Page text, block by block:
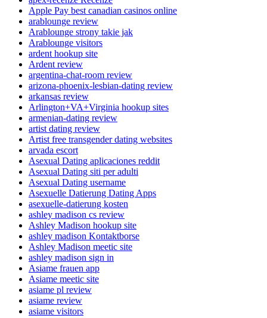
Apple Pay best canadian casinos online
arablounge review
Arablounge strony takie jak
Arablounge visitors
ardent hookup site
Ardent review
argentina-chat-room review
arizona-phoenix-lesbian-dating review
arkansas review
Arlington+VA+Virginia hookup sites
armenian-dating review
artist dating review
Artist free transgender dating websites
arvada escort
Asexual Dating aplicaciones reddit
Asexual Dating siti per adulti
Asexual Dating username
Asexuelle Datierung Dating Apps
asexuelle-datierung kosten
ashley madison cs review
Ashley Madison hookup site
ashley madison Kontaktborse
Ashley Madison meetic site
ashley madison sign in
Asiame frauen app
Asiame meetic site
asiame pl review
asiame review
asiame visitors